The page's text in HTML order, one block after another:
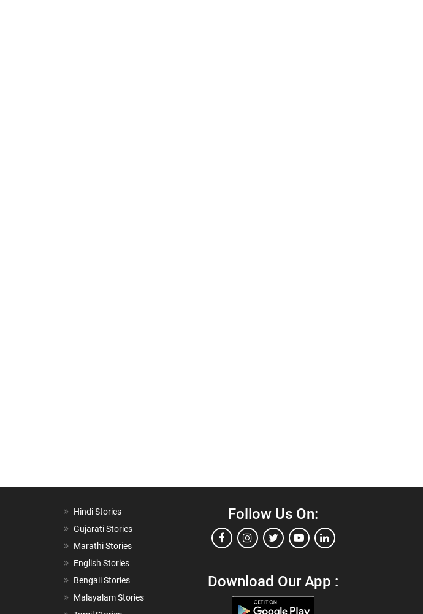
Hindi Stories
Gujarati Stories
Marathi Stories
English Stories
Bengali Stories
Malayalam Stories
Follow Us On:
Download Our App :